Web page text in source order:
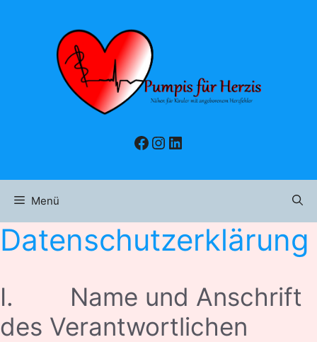
Facebook
Instagram
LinkedIn
Menü
Datenschutzerklärung
I. Name und Anschrift
des Verantwortlichen